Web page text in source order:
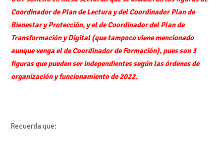
Coordinador de Plan de Lectura y del Coordinador Plan de
Bienestar y Protección, y el de Coordinador del Plan de
Transformación y Digital (que tampoco viene mencionado
aunque venga el de Coordinador de Formación), pues son 3
figuras que pueden ser independientes según las órdenes de
organización y funcionamiento de 2022.
Recuerda que: